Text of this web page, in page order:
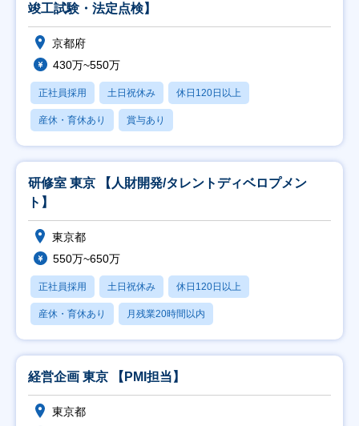
竣工試験・法定点検】
京都府
430万~550万
正社員採用 土日祝休み 休日120日以上
産休・育休あり 賞与あり
研修室 東京 【人財開発/タレントディベロプメン
ト】
東京都
550万~650万
正社員採用 土日祝休み 休日120日以上
産休・育休あり 月残業20時間以内
経営企画 東京 【PMI担当】
東京都